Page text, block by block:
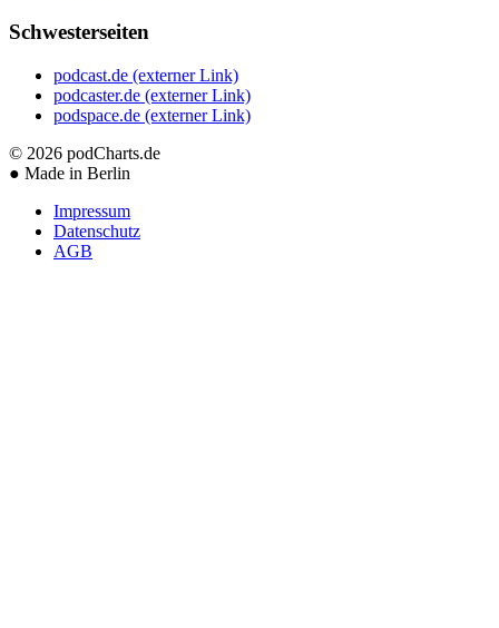
Schwesterseiten
podcast.de (externer Link)
podcaster.de (externer Link)
podspace.de (externer Link)
© 2026 podCharts.de
● Made in Berlin
Impressum
Datenschutz
AGB